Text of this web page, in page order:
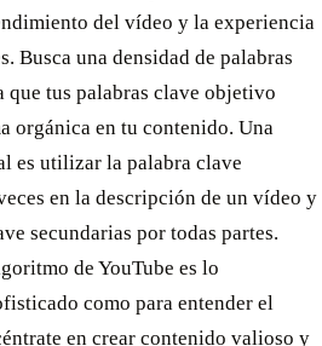
del vídeo y la experiencia
Busca una densidad de palabras
que tus palabras clave objetivo
orgánica en tu contenido. Una
es utilizar la palabra clave
en la descripción de un vídeo y
secundarias por todas partes.
de YouTube es lo
como para entender el
en crear contenido valioso y